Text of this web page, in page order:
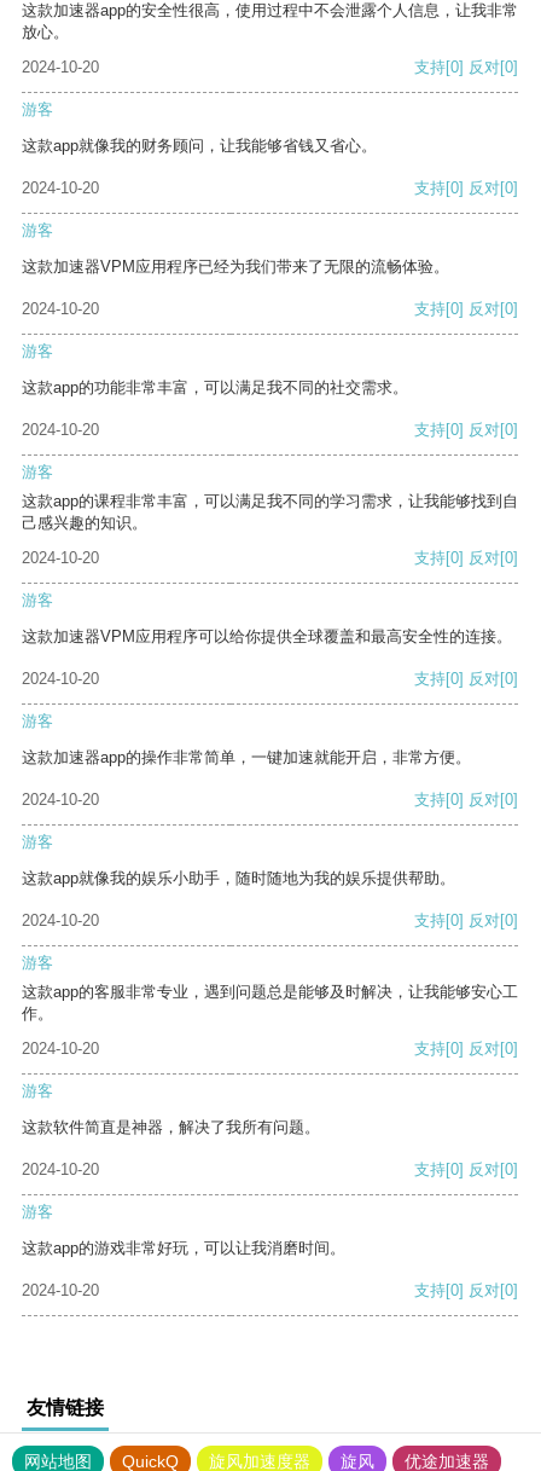
这款加速器app的安全性很高，使用过程中不会泄露个人信息，让我非常
放心。
2024-10-20
支持[0] 反对[0]
游客
这款app就像我的财务顾问，让我能够省钱又省心。
2024-10-20 支持[0] 反对[0]
游客
这款加速器VPM应用程序已经为我们带来了无限的流畅体验。
2024-10-20 支持[0] 反对[0]
游客
这款app的功能非常丰富，可以满足我不同的社交需求。
2024-10-20 支持[0] 反对[0]
游客
这款app的课程非常丰富，可以满足我不同的学习需求，让我能够找到自
己感兴趣的知识。
2024-10-20
支持[0] 反对[0]
游客
这款加速器VPM应用程序可以给你提供全球覆盖和最高安全性的连接。
2024-10-20 支持[0] 反对[0]
游客
这款加速器app的操作非常简单，一键加速就能开启，非常方便。
2024-10-20 支持[0] 反对[0]
游客
这款app就像我的娱乐小助手，随时随地为我的娱乐提供帮助。
2024-10-20 支持[0] 反对[0]
游客
这款app的客服非常专业，遇到问题总是能够及时解决，让我能够安心工
作。
2024-10-20
支持[0] 反对[0]
游客
这款软件简直是神器，解决了我所有问题。
2024-10-20 支持[0] 反对[0]
游客
这款app的游戏非常好玩，可以让我消磨时间。
2024-10-20 支持[0] 反对[0]
友情链接
网站地图 QuickQ 旋风加速度器 旋风 优途加速器